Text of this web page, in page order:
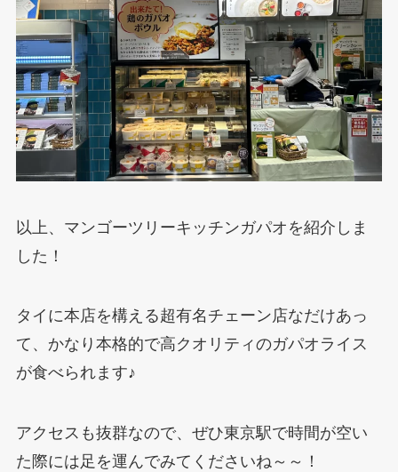
以上、マンゴーツリーキッチンガパオを紹介しま
した！
タイに本店を構える超有名チェーン店なだけあっ
て、かなり本格的で高クオリティのガパオライス
が食べられます♪
アクセスも抜群なので、ぜひ東京駅で時間が空い
た際には足を運んでみてくださいね～～！